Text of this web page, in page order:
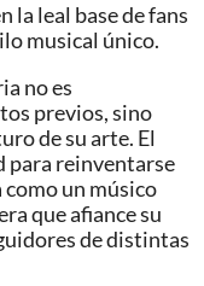
la leal base de fans
musical único.
no es
previos, sino
de su arte. El
para reinventarse
como un músico
que afiance su
de distintas